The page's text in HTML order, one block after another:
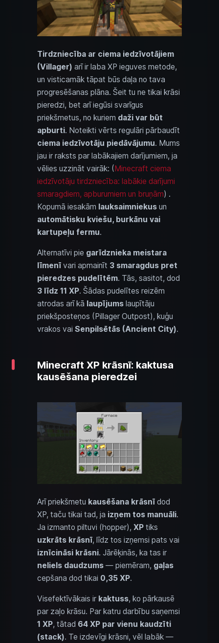
Tirdzniecība ar ciema iedzīvotājiem
(Villager) arī ir laba XP ieguves metode,
un visticamāk tāpat būs daļa no tava
progresēšanas plāna. Šeit tu ne tikai krāsi
pieredzi, bet arī iegūsi svarīgus
priekšmetus, no kuriem daži var būt
apburti. Noteikti vērts regulāri pārbaudīt
ciema iedzīvotāju piedāvājumu. Mums
jau ir raksts par labākajiem darījumiem, ja
vēlies uzzināt vairāk: ( Minecraft ciema
iedzīvotāju tirdzniecība: labākie darījumi
smaragdiem, apburumiem un bruņām) .
Kopumā iesakām lauksaimniekus un
automātisku kviešu, burkānu vai
kartupeļu fermu.
Alternatīvi pie garīdznieka meistara
līmenī vari apmainīt 3 smaragdus pret
pieredzes pudelītēm. Tās, sasitot, dod
3 līdz 11 XP. Šādas pudelītes reizēm
atrodas arī kā laupījums laupītāju
priekšposteņos (Pillager Outpost), kuģu
vrakos vai Senpilsētās (Ancient City).
Minecraft XP krāsnī: kaktusa
kausēšana pieredzei
Arī priekšmetu kausēšana krāsnī dod
XP, taču tikai tad, ja izņem tos manuāli.
Ja izmanto piltuvi (hopper), XP tiks
uzkrāts krāsnī, līdz tos izņemsi pats vai
iznīcināsi krāsni. Jārēķinās, ka tas ir
neliels daudzums — piemēram, gaļas
cepšana dod tikai 0,35 XP.
Visefektīvākais ir kaktuss, ko pārkausē
par zaļo krāsu. Par katru darbību saņemsi
1 XP, tātad 64 XP par vienu kaudzīti
(stack). Te izdevīgi krāsni, vēl labāk —